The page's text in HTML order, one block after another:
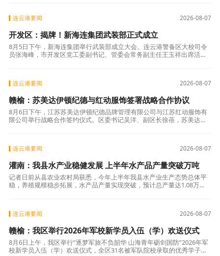
2026-08-07
连云港要闻
开发区：揭牌！新海连集团武装部正式成立
8月5日下午，新海连集团举行武装部成立大会。连云港警备区大校司令
员张海峰，市开发区党工委副书记、管委会常务副主任王玉祥出席活动
2026-08-07
连云港要闻
赣榆：苏美达伊顿纪德与红动服饰签署战略合作协议
8月6日下午，江苏苏美达伊顿纪德品牌管理有限公司与江苏红动服饰有
限公司举行战略合作签约仪式。区委书记吴洋、副区长徐蓓，苏美达股
2026-08-07
连云港要闻
灌南：我县水产业稳健发展 上半年水产品产量突破万吨
记者日前从县农业农村局获悉，今年上半年我县水产业生产态势总体平
稳，养殖规模稳步拓展，水产品产量实现突破，预计总产量达1.08万
2026-08-07
连云港要闻
赣榆：我区举行2026年军校新学员入伍（学）欢送仪式
8月6日上午，我区举行“逐梦军旅不负韶华 山海青年砺剑国防”2026年军
校新学员入伍（学）欢送仪式，全区31名被军队院校录取的优秀学子身